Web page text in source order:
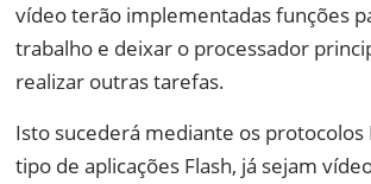
vídeo terão implementadas funções
trabalho e deixar o processador
realizar outras tarefas.
Isto sucederá mediante os protocolos
tipo de aplicações Flash, já sejam